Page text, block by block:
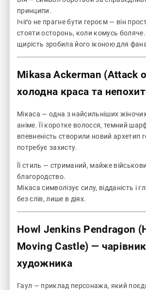
принципи.
Ічіґо не прагне бути героєм — він
стояти осторонь, коли комусь боляче.
щирість зробила його іконою для
Mikasa Ackerman (Attack
холодна краса та
Мікаса — одна з найсильніших
аніме. Її коротке волосся, темний
впевненість створили новий архетип
потребує захисту.
Її стиль — стриманий, майже
благородство.
Мікаса символізує силу, відданість і
без слів, лише в діях.
Howl Jenkins Pendragon
Moving Castle) —
художника
Гаул — приклад персонажа, який